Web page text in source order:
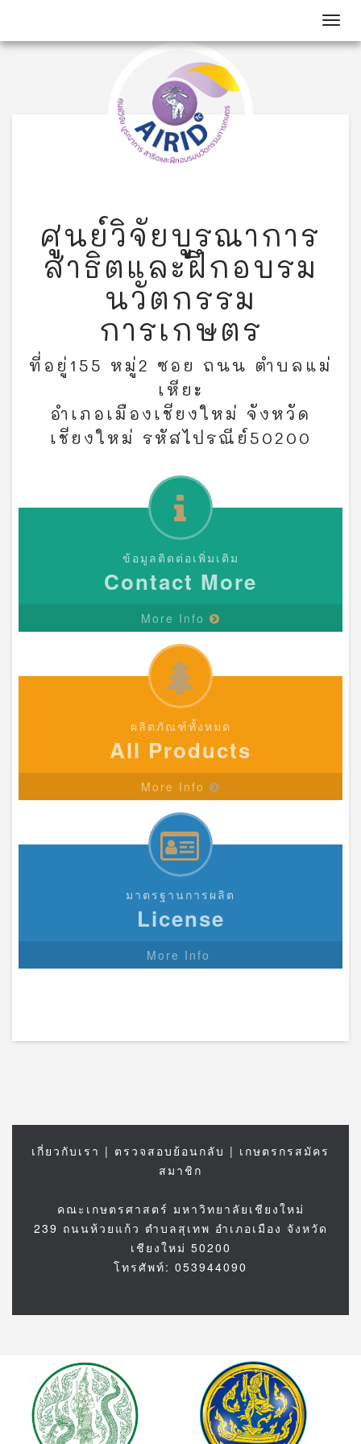
ศูนย์วิจัยบูรณาการ
สาธิตและฝึกอบรม
นวัตกรรม
การเกษตร
ที่อยู่155 หมู่2 ซอย ถนน ตำบลแม่
เหียะ
อำเภอเมืองเชียงใหม่ จังหวัด
เชียงใหม่ รหัสไปรณีย์50200
ข้อมูลติดต่อเพิ่มเติม
Contact More
More Info
ผลิตภัณฑ์ทั้งหมด
All Products
More Info
มาตรฐานการผลิต
License
More Info
เกี่ยวกับเรา | ตรวจสอบย้อนกลับ | เกษตรกรสมัคร
สมาชิก
คณะเกษตรศาสตร์ มหาวิทยาลัยเชียงใหม่
239 ถนนห้วยแก้ว ตำบลสุเทพ อำเภอเมือง จังหวัด
เชียงใหม่ 50200
โทรศัพท์: 053944090